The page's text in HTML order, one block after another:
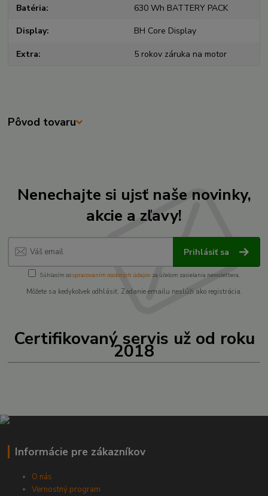
Batéria 630 Wh BATTERY PACK
Display BH Core Display
Extra 5 rokov záruka na motor
Pôvod tovaru
Nenechajte si ujsť naše novinky,
akcie a zľavy!
Prihlásiť sa
Súhlasím sospracovaním osobných údajov za účelom zasielania newslettera.
Môžete sa kedykoľvek odhlásiť. Zadanie emailu neslúži ako registrácia.
Certifikovaný servis už od roku
2018
Informácie pre zákazníkov
O nás
Vernostný program